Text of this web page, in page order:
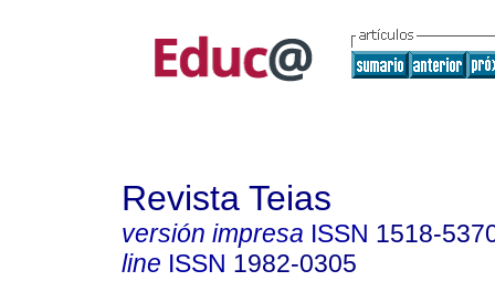
Revista Teias
versión impresa ISSN 1518-
line ISSN 1982-0305